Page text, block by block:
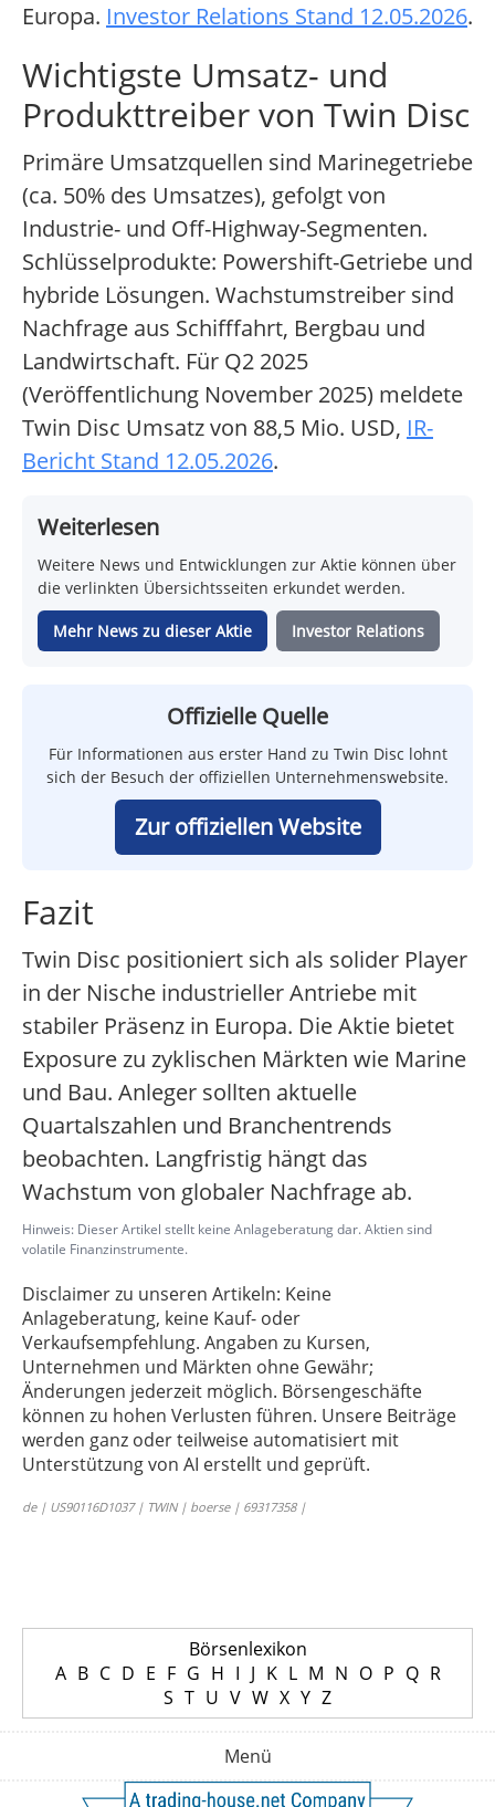
Europa. Investor Relations Stand 12.05.2026.
Wichtigste Umsatz- und
Produkttreiber von Twin Disc
Primäre Umsatzquellen sind Marinegetriebe
(ca. 50% des Umsatzes), gefolgt von
Industrie- und Off-Highway-Segmenten.
Schlüsselprodukte: Powershift-Getriebe und
hybride Lösungen. Wachstumstreiber sind
Nachfrage aus Schifffahrt, Bergbau und
Landwirtschaft. Für Q2 2025
(Veröffentlichung November 2025) meldete
Twin Disc Umsatz von 88,5 Mio. USD, IR-
Bericht Stand 12.05.2026.
Weiterlesen
Weitere News und Entwicklungen zur Aktie können über
die verlinkten Übersichtsseiten erkundet werden.
Mehr News zu dieser Aktie Investor Relations
Offizielle Quelle
Für Informationen aus erster Hand zu Twin Disc lohnt
sich der Besuch der offiziellen Unternehmenswebsite.
Zur offiziellen Website
Fazit
Twin Disc positioniert sich als solider Player
in der Nische industrieller Antriebe mit
stabiler Präsenz in Europa. Die Aktie bietet
Exposure zu zyklischen Märkten wie Marine
und Bau. Anleger sollten aktuelle
Quartalszahlen und Branchentrends
beobachten. Langfristig hängt das
Wachstum von globaler Nachfrage ab.
Hinweis: Dieser Artikel stellt keine Anlageberatung dar. Aktien sind
volatile Finanzinstrumente.
Disclaimer zu unseren Artikeln: Keine
Anlageberatung, keine Kauf- oder
Verkaufsempfehlung. Angaben zu Kursen,
Unternehmen und Märkten ohne Gewähr;
Änderungen jederzeit möglich. Börsengeschäfte
können zu hohen Verlusten führen. Unsere Beiträge
werden ganz oder teilweise automatisiert mit
Unterstützung von AI erstellt und geprüft.
de | US90116D1037 | TWIN | boerse | 69317358 |
Börsenlexikon
A B C D E F G H I J K L M N O P Q R
S T U V W X Y Z
Menü